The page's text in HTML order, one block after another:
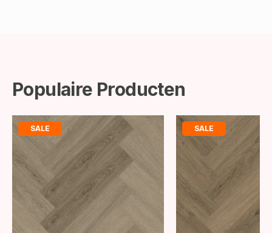
Populaire Producten
SALE SALE